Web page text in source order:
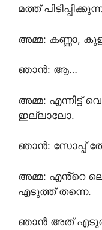
മത്ത്
അമ്മ: കണ്ണാ,
ഞാൻ: ആ…
അമ്മ: എന്നിട്ട്
ഇല്ലാലോ.
ഞാൻ: സോപ്പ്
അമ്മ: എൻ്റെ
എടുത്ത് തന്നെ.
ഞാൻ അത്